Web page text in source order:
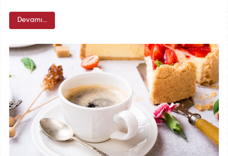
Devamı...